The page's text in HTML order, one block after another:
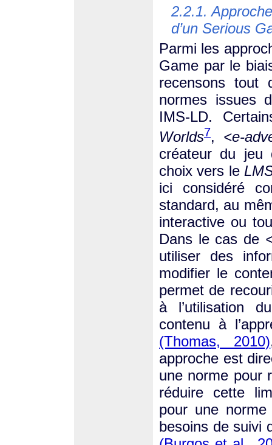
2.2.1.
d’un Serious
Parmi les
Game par le
recensons tout
normes issues
IMS-LD.
Worlds7, <e-
créateur du jeu
choix vers le
ici considéré
standard, au
interactive ou
Dans le cas de
utiliser des
modifier le
permet de
à l’utilisation
contenu à
(Thomas, 2010)
approche est
une norme pour
réduire cette
pour une
besoins de suivi